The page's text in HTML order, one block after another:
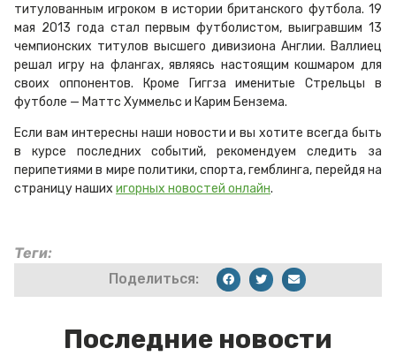
титулованным игроком в истории британского футбола. 19
мая 2013 года стал первым футболистом, выигравшим 13
чемпионских титулов высшего дивизиона Англии. Валлиец
решал игру на флангах, являясь настоящим кошмаром для
своих оппонентов. Кроме Гиггза именитые Стрельцы в
футболе — Маттс Хуммельс и Карим Бензема.
Если вам интересны наши новости и вы хотите всегда быть
в курсе последних событий, рекомендуем следить за
перипетиями в мире политики, спорта, гемблинга, перейдя на
страницу наших игорных новостей онлайн.
Теги:
Поделиться:
Последние новости